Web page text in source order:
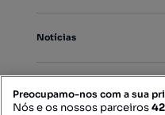
Notícias
Preocupamo-nos com a sua
Nós e os nossos parceiros